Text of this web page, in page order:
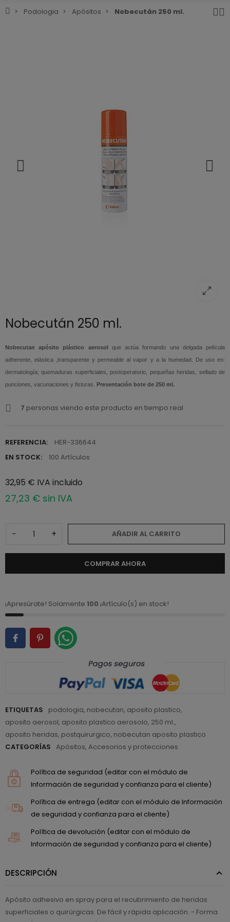
Podologia Apósitos Nobecután 250 ml.
Nobecután 250 ml.
Nobecutan apósito plástico aerosol que actúa formando una delgada película
adherente, elástica ,transparente y permeable al vapor y a la humedad. De uso en:
dermatología; quemaduras superficiales, postoperatorio, pequeñas heridas, sellado de
punciones, vacunaciones y fisturas. Presentación bote de 250 ml.
7 personas viendo este producto en tiempo real
REFERENCIA:
HER-336644
EN STOCK:
100 Artículos
32,95 € IVA incluido
27,23 € sin IVA
− + AÑADIR AL CARRITO
COMPRAR AHORA
¡Apresúrate! Solamente 100 ¡Artículo(s) en stock!
ETIQUETAS podologia, nobecutan, aposito plastico,
aposito aerosol, aposito plastico aerosolo, 250 ml.,
aposito heridas, postquirurgico, nobecutan aposito plastico
CATEGORÍAS Apósitos, Accesorios y protecciones
Política de seguridad (editar con el módulo de
Información de seguridad y confianza para el cliente)
Política de entrega (editar con el módulo de Información
de seguridad y confianza para el cliente)
Política de devolución (editar con el módulo de
Información de seguridad y confianza para el cliente)
DESCRIPCIÓN
Apósito adhesivo en spray para el recubrimiento de heridas
superficiales o quirúrgicas. De fácil y rápida aplicación. - Forma